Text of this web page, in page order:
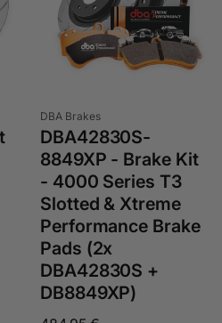
Anbieter:
DBA Brakes
DBA42830S-
8849XP - Brake Kit
- 4000 Series T3
Slotted & Xtreme
Performance Brake
Pads (2x
DBA42830S +
DB8849XP)